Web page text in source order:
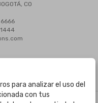
CO
para analizar el uso del
con tus